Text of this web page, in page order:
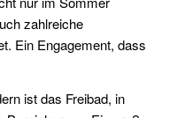
zahlreiche
Ein Engagement, dass
ist das Freibad, in